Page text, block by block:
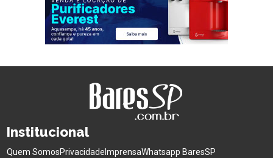
Institucional
Quem SomosPrivacidade ImprensaWhatsapp BaresSP